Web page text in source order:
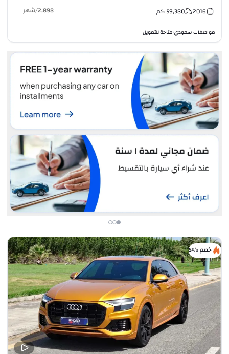
2016
59,380كم 2,898
/شهر
مواصفات سعودي•متاحة للتمويل
خصم %5